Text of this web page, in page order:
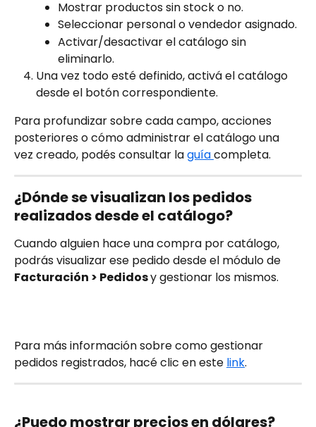
Mostrar productos sin stock o no.
Seleccionar personal o vendedor asignado.
Activar/desactivar el catálogo sin
eliminarlo.
Una vez todo esté definido, activá el catálogo
desde el botón correspondiente.
Para profundizar sobre cada campo, acciones
posteriores o cómo administrar el catálogo una
vez creado, podés consultar la guía completa.
¿Dónde se visualizan los pedidos
realizados desde el catálogo?
Cuando alguien hace una compra por catálogo,
podrás visualizar ese pedido desde el módulo de
Facturación > Pedidos y gestionar los mismos.
Para más información sobre como gestionar
pedidos registrados, hacé clic en este link.
¿Puedo mostrar precios en dólares?